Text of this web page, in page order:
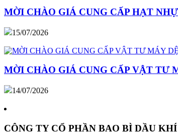
MỜI CHÀO GIÁ CUNG CẤP HẠT
15/07/2026
MỜI CHÀO GIÁ CUNG CẤP VẬT TƯ
14/07/2026
CÔNG TY CỔ PHẦN BAO BÌ DẦU